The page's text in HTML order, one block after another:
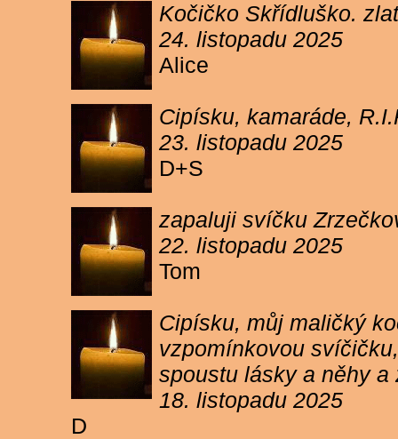
Kočičko Skřídluško.
24. listopadu 2025
Alice
Cipísku, kamaráde,
23. listopadu 2025
D+S
zapaluji svíčku
22. listopadu 2025
Tom
Cipísku, můj maličký
vzpomínkovou
spoustu lásky a něhy
18. listopadu 2025
D